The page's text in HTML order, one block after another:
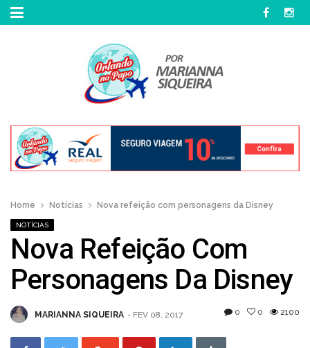
Home Notícias Nova refeição com personagens da Disney
NOTÍCIAS
Nova Refeição Com
Personagens Da Disney
MARIANNA SIQUEIRA - FEV 08, 2017 0 0 2100